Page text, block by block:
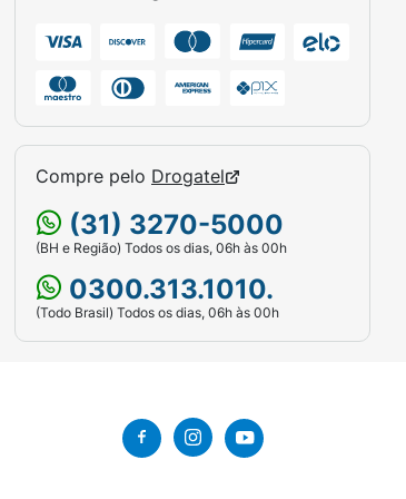
Compre pelo Drogatel
(31) 3270-5000
(BH e Região) Todos os dias, 06h às 00h
0300.313.1010.
(Todo Brasil) Todos os dias, 06h às 00h